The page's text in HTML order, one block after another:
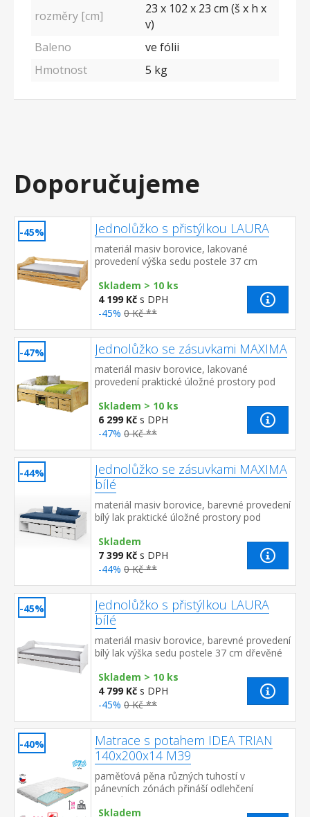
rozměry [cm]
23 x 102 x 23 cm (š x h x
v)
Baleno
ve fólii
Hmotnost
5 kg
Doporučujeme
-45% Jednolůžko s přistýlkou LAURA
materiál masiv borovice, lakované
provedení výška sedu postele 37 cm
nejsou v ceně výsuv možno využít jako ...
Skladem > 10 ks
4 199 Kč s DPH
-45% 0 Kč **
-47% Jednolůžko se zásuvkami MAXIMA
materiál masiv borovice, lakované
provedení praktické úložné prostory pod
ceně výška sedu 50 cm, cena ...
Skladem > 10 ks
6 299 Kč s DPH
-47% 0 Kč **
-44%
Jednolůžko se zásuvkami MAXIMA
bílé
materiál masiv borovice, barevné provedení
bílý lak praktické úložné prostory pod
ceně výška sedu 50 c...
Skladem
7 399 Kč s DPH
-44% 0 Kč **
-45%
Jednolůžko s přistýlkou LAURA
bílé
materiál masiv borovice, barevné provedení
bílý lak výška sedu postele 37 cm dřevěné
ceně výsuv možno využ...
Skladem > 10 ks
4 799 Kč s DPH
-45% 0 Kč **
-40%
Matrace s potahem IDEA TRIAN
140x200x14 M39
paměťová pěna různých tuhostí v
pánevních zónách přináší odlehčení
kloubům a celému pohybovému aparátu
7zónová anatomická masážní profilace ...
Skladem